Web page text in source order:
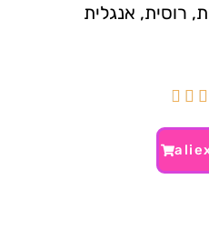
רוסית, אנגלית


